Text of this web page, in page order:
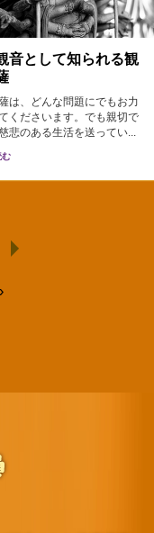
音として知られる観
は、どんな問題にでもお力
くださいます。でも親切で
悲のある生活を送ってい...